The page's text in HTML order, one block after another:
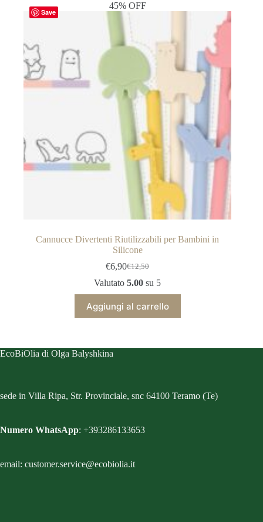
Save
45% OFF
Cannucce Divertenti Riutilizzabili per Bambini in
Silicone
€12,50
Il
prezzo
originale
era:
€6,90Il
prezzo
attuale
è:
Valutato5.00 su 5
Aggiungi al carrello
EcoBiOlia di Olga Balyshkina
sede in Villa Ripa, Str. Provinciale, snc 64100 Teramo (Te)
Numero WhatsApp: +393286133653
email: customer.service@ecobiolia.it